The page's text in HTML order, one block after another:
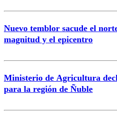
Nuevo temblor sacude el
magnitud y el epicentro
Ministerio de Agricultura
para la región de Ñuble